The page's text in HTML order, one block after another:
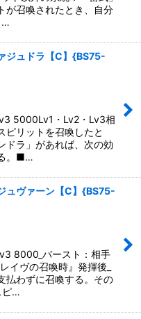
が召喚されたとき、自分
…
ジュドラ【C】{BS75-
5000Lv1・Lv2・Lv3相
ピリットを召喚したと
ドラ」があれば、次の効
。■…
ュヴァーン【C】{BS75-
8000_バースト：相手
イヴの召喚時』発揮後_
払わずに召喚する。その
ピ…